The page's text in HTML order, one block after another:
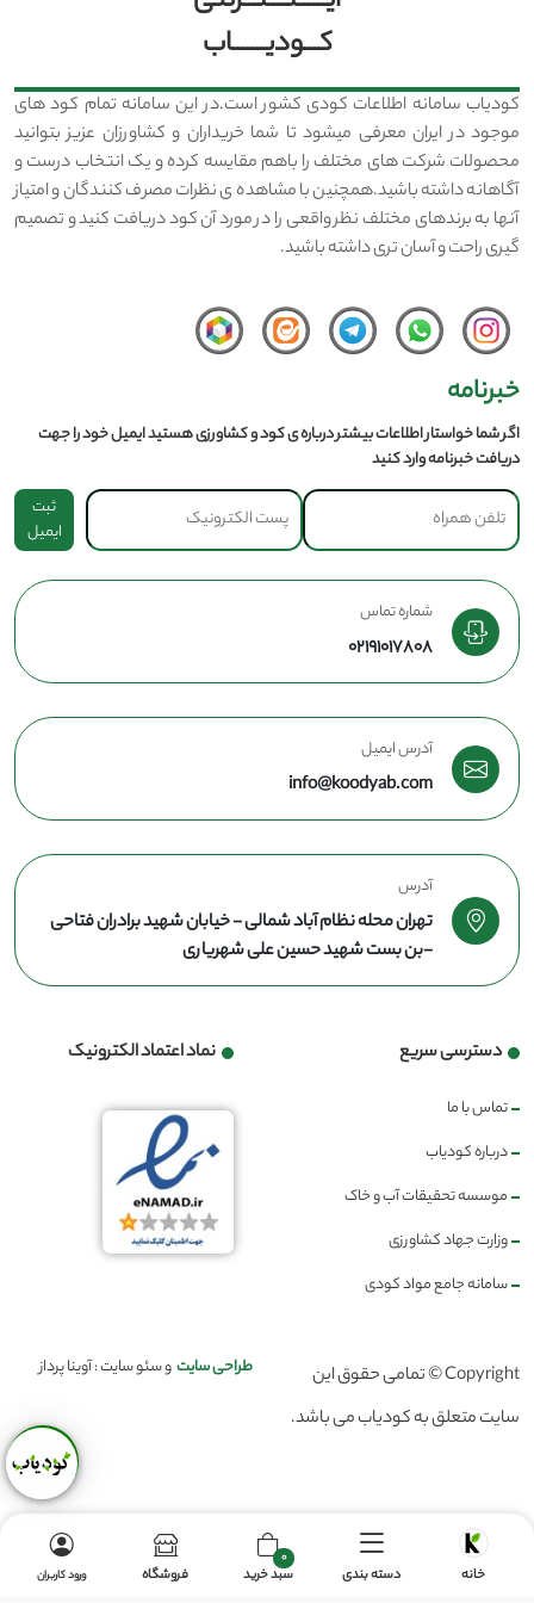
کـــودیـــــــاب
کودیاب سامانه اطلاعات کودی کشور است.در این سامانه تمام کود های
موجود در ایران معرفی میشود تا شما خریداران و کشاورزان عزیز بتوانید
محصولات شرکت های مختلف را باهم مقایسه کرده و یک انتخاب درست و
آگاهانه داشته باشید.همچنین با مشاهده ی نظرات مصرف کنندگان و امتیاز
آنها به برندهای مختلف نظر واقعی را در مورد آن کود دریافت کنید و تصمیم
گیری راحت و آسان تری داشته باشید.
خبرنامه
اگر شما خواستار اطلاعات بیشتر درباره ی کود و کشاورزی هستید ایمیل خود را جهت
دریافت خبرنامه وارد کنید
ثبت
ایمیل
شماره تماس
02191017808
آدرس ایمیل
info@koodyab.com
آدرس
تهران محله نظام آباد شمالی - خیابان شهید برادران فتاحی
-بن بست شهید حسین علی شهریاری
دسترسی سریع
تماس با ما
درباره کودیاب
موسسه تحقیقات آب و خاک
وزارت جهاد کشاورزی
سامانه جامع مواد کودی
نماد اعتماد الکترونیک
Copyright © تمامی حقوق این
سایت متعلق به کودیاب می باشد.
طراحی سایتو سئو سایت : آوینا پرداز
خانه دسته بندی
0
سبد خرید فروشگاه ورود کاربران